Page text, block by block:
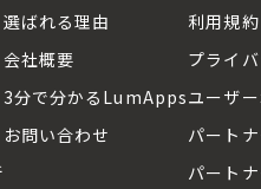
選ばれる理由
会社概要
3分で分かるLumApps
お問い合わせ
利用規約
プライ
ユーザ
パート
パート